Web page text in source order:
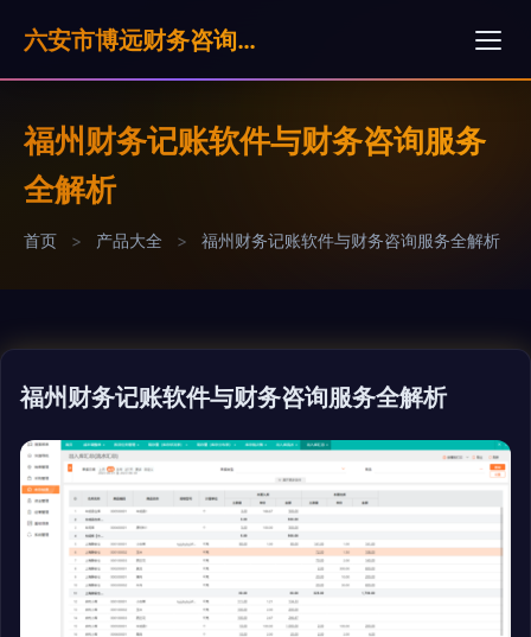
六安市博远财务咨询服务有限公司
福州财务记账软件与财务咨询服务
全解析
首页 > 产品大全 > 福州财务记账软件与财务咨询服务全解析
福州财务记账软件与财务咨询服务全解析